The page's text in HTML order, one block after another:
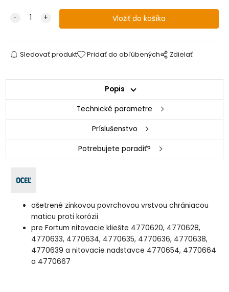
Sledovať produkt Pridať do obľúbených Zdielať
Popis
Technické parametre
Príslušenstvo
Potrebujete poradiť?
ošetrené zinkovou povrchovou vrstvou chrániacou
maticu proti korózii
pre Fortum nitovacie kliešte 4770620, 4770628,
4770633, 4770634, 4770635, 4770636, 4770638,
4770639 a nitovacie nadstavce 4770654, 4770664
a 4770667